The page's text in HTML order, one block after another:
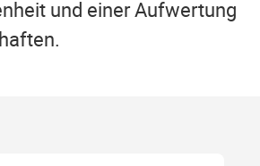
und einer Aufwertung